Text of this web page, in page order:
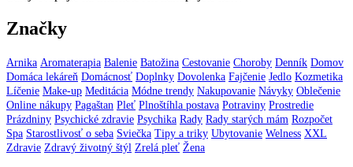
Značky
Arnika Aromaterapia Balenie Batožina Cestovanie Choroby Denník Domov
Domáca lekáreň Domácnosť Doplnky Dovolenka Fajčenie Jedlo Kozmetika
Líčenie Make-up Meditácia Módne trendy Nakupovanie Návyky Oblečenie
Online nákupy Pagaštan Pleť Plnoštíhla postava Potraviny Prostredie
Prázdniny Psychické zdravie Psychika Rady Rady starých mám Rozpočet
Spa Starostlivosť o seba Sviečka Tipy a triky Ubytovanie Welness XXL
Zdravie Zdravý životný štýl Zrelá pleť Žena